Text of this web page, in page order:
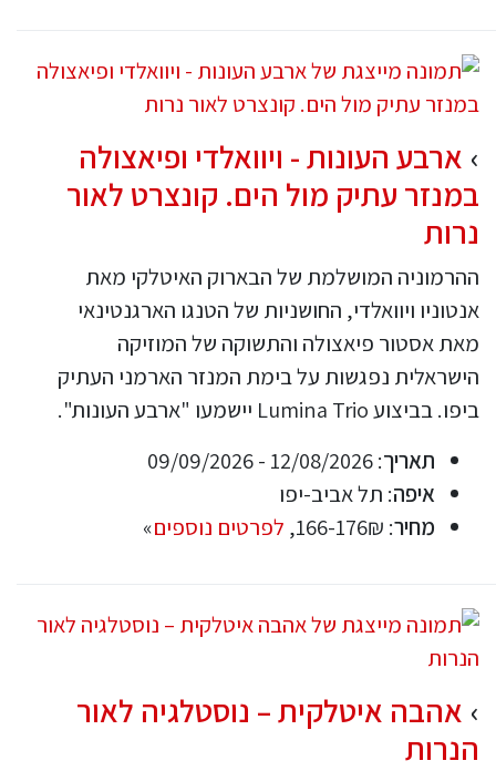
ארבע העונות - ויוואלדי ופיאצולה
במנזר עתיק מול הים. קונצרט לאור
נרות
ההרמוניה המושלמת של הבארוק האיטלקי מאת
אנטוניו ויוואלדי, החושניות של הטנגו הארגנטינאי
מאת אסטור פיאצולה והתשוקה של המוזיקה
הישראלית נפגשות על בימת המנזר הארמני העתיק
ביפו. בביצוע Lumina Trio יישמעו "ארבע העונות".
תאריך: 12/08/2026 - 09/09/2026
איפה: תל אביב-יפו
מחיר: 166-176₪, לפרטים נוספים»
אהבה איטלקית – נוסטלגיה לאור
הנרות